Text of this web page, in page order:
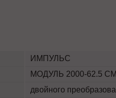
ИМПУЛЬС
МОДУЛЬ 2000-62.5
двойного